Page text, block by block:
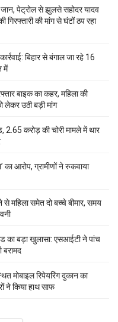
जान, पेट्रोल से झुलसे सहोदर यादव
की मांग से घंटों ठप रहा
बिहार से बंगाल जा रहे 16
में
बाइक का कहर, महिला की
लेकर उठी बड़ी मांग
करोड़ की चोरी मामले में थार
आरोप, ग्रामीणों ने रुकवाया
महिला समेत दो बच्चे बीमार, समय
का बड़ा खुलासा: एसआईटी ने पांच
बरामद
मोबाइल रिपेयरिंग दुकान का
ने किया हाथ साफ